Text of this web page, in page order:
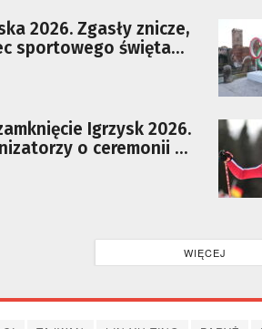
2026. Zgasły znicze,
sportowego święta
Igrzysk 2026.
o ceremonii w
WIĘCEJ